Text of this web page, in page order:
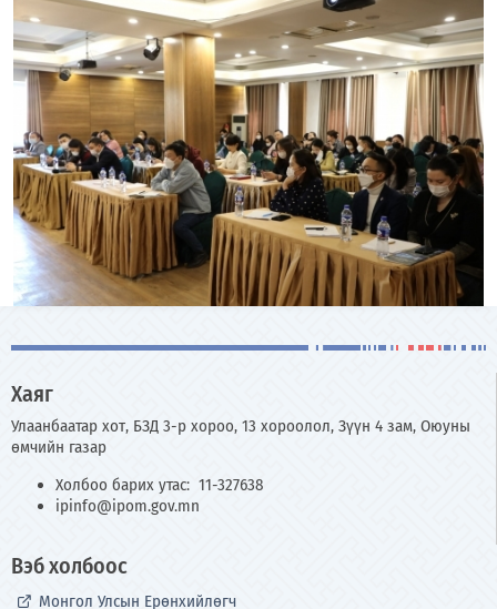
Хаяг
Улаанбаатар хот, БЗД 3-р хороо, 13 хороолол, Зүүн 4 зам, Оюуны
өмчийн газар
Холбоо барих утас: 11-327638
ipinfo@ipom.gov.mn
Вэб холбоос
Монгол Улсын Ерөнхийлөгч